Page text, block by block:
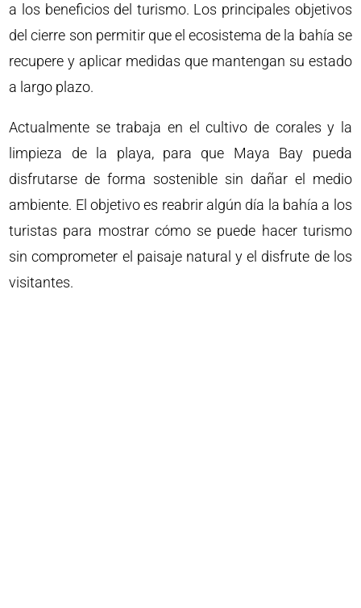
a los beneficios del turismo. Los principales objetivos
del cierre son permitir que el ecosistema de la bahía se
recupere y aplicar medidas que mantengan su estado
a largo plazo.
Actualmente se trabaja en el cultivo de corales y la
limpieza de la playa, para que Maya Bay pueda
disfrutarse de forma sostenible sin dañar el medio
ambiente. El objetivo es reabrir algún día la bahía a los
turistas para mostrar cómo se puede hacer turismo
sin comprometer el paisaje natural y el disfrute de los
visitantes.